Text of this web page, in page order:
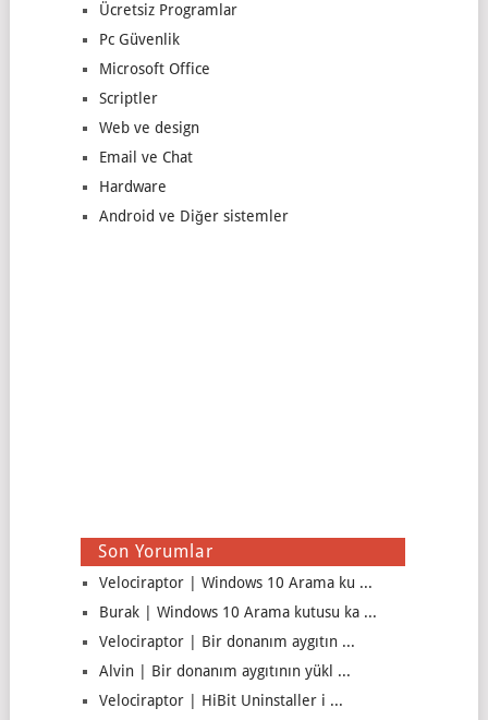
Ücretsiz Programlar
Pc Güvenlik
Microsoft Office
Scriptler
Web ve design
Email ve Chat
Hardware
Android ve Diğer sistemler
Son Yorumlar
Velociraptor | Windows 10 Arama ku ...
Burak | Windows 10 Arama kutusu ka ...
Velociraptor | Bir donanım aygıtın ...
Alvin | Bir donanım aygıtının yükl ...
Velociraptor | HiBit Uninstaller i ...